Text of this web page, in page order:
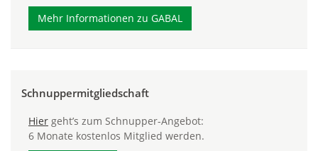
Mehr Informationen zu GABAL
Schnuppermitgliedschaft
Hier geht’s zum Schnupper-Angebot:
6 Monate kostenlos Mitglied werden.